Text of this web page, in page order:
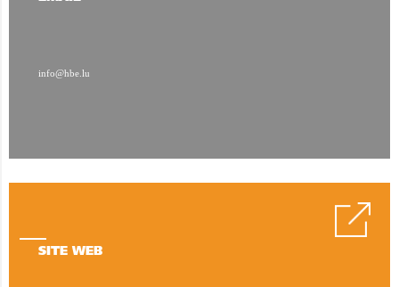
info@hbe.lu
SITE WEB